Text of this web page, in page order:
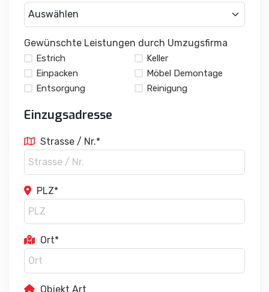
Gewünschte Leistungen durch Umzugsfirma
Estrich
Keller
Einpacken
Möbel Demontage
Entsorgung
Reinigung
Einzugsadresse
Strasse / Nr.*
PLZ*
Ort*
Objekt Art